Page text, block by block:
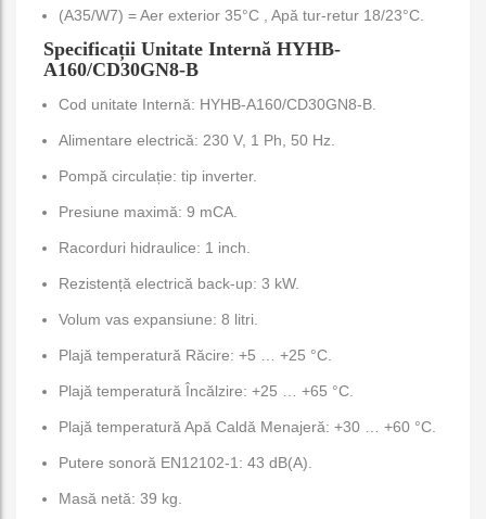
(A35/W7) = Aer exterior 35°C , Apă tur-retur 18/23°C.
Specificații Unitate Internă HYHB-
A160/CD30GN8-B
Cod unitate Internă: HYHB-A160/CD30GN8-B.
Alimentare electrică: 230 V, 1 Ph, 50 Hz.
Pompă circulație: tip inverter.
Presiune maximă: 9 mCA.
Racorduri hidraulice: 1 inch.
Rezistență electrică back-up: 3 kW.
Volum vas expansiune: 8 litri.
Plajă temperatură Răcire: +5 … +25 °C.
Plajă temperatură Încălzire: +25 … +65 °C.
Plajă temperatură Apă Caldă Menajeră: +30 … +60 °C.
Putere sonoră EN12102-1: 43 dB(A).
Masă netă: 39 kg.